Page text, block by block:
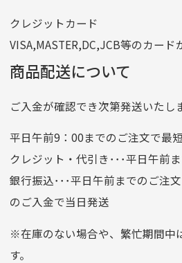
他銀行から
店名
四七八（読みヨン
店番
478
預金種目
普通預金
口座番号
0776226
口座名義
株式会社一条
クレジットカード
クレジットカード
VISA,MASTER,DC,JCB等のカード
商品配送について
ご入金が確認でき次第発送いたし
平日午前9：00までのご注文で最
クレジット・代引き･･･平日午前
銀行振込･･･平日午前までのご注
のご入金で当日発送
※在庫のない場合や、繁忙期間中
す。